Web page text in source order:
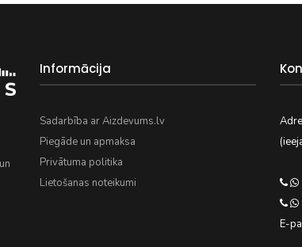
Informācija
Sadarbība ar Aizdevums.lv
Piegāde un apmaksa
Privātuma politika
Lietošanas noteikumi
E-